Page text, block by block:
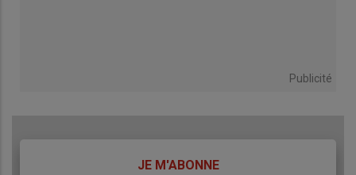
Publicité
JE M'ABONNE